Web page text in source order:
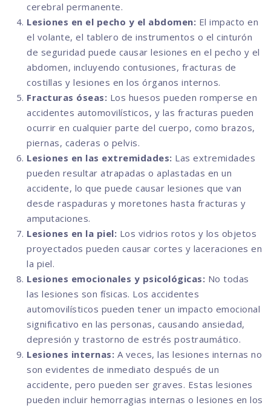
cerebral permanente.
Lesiones en el pecho y el abdomen: El impacto en
el volante, el tablero de instrumentos o el cinturón
de seguridad puede causar lesiones en el pecho y el
abdomen, incluyendo contusiones, fracturas de
costillas y lesiones en los órganos internos.
Fracturas óseas: Los huesos pueden romperse en
accidentes automovilísticos, y las fracturas pueden
ocurrir en cualquier parte del cuerpo, como brazos,
piernas, caderas o pelvis.
Lesiones en las extremidades: Las extremidades
pueden resultar atrapadas o aplastadas en un
accidente, lo que puede causar lesiones que van
desde raspaduras y moretones hasta fracturas y
amputaciones.
Lesiones en la piel: Los vidrios rotos y los objetos
proyectados pueden causar cortes y laceraciones en
la piel.
Lesiones emocionales y psicológicas: No todas
las lesiones son físicas. Los accidentes
automovilísticos pueden tener un impacto emocional
significativo en las personas, causando ansiedad,
depresión y trastorno de estrés postraumático.
Lesiones internas: A veces, las lesiones internas no
son evidentes de inmediato después de un
accidente, pero pueden ser graves. Estas lesiones
pueden incluir hemorragias internas o lesiones en los